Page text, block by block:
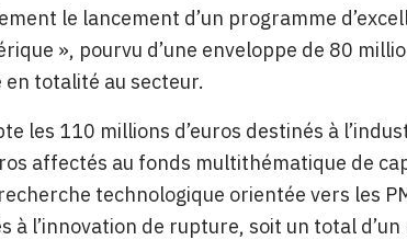
le lancement d’un programme
», pourvu d’une enveloppe de 80
en totalité au secteur.
les 110 millions d’euros destinés à
affectés au fonds multithématique de
technologique orientée vers les
à l’innovation de rupture, soit un total